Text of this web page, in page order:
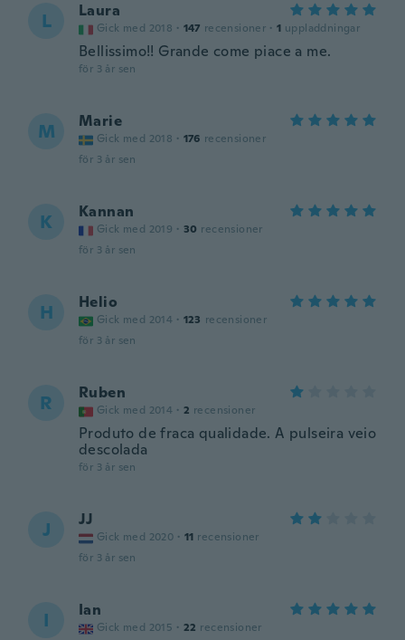
L Laura
Gick med 2018 · 147 recensioner · 1 uppladdningar
Bellissimo!! Grande come piace a me.
för 3 år sen
M Marie
Gick med 2018 · 176 recensioner
för 3 år sen
K Kannan
Gick med 2019 · 30 recensioner
för 3 år sen
H Helio
Gick med 2014 · 123 recensioner
för 3 år sen
R Ruben
Gick med 2014 · 2 recensioner
Produto de fraca qualidade. A pulseira veio
descolada
för 3 år sen
J JJ
Gick med 2020 · 11 recensioner
för 3 år sen
I Ian
Gick med 2015 · 22 recensioner